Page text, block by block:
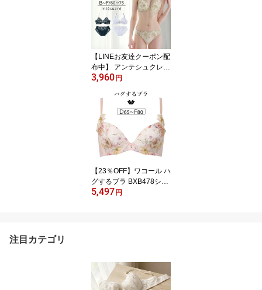
【LINEお友達クーポン配
布中】 アンテシュクレ in
tesucre 毎日フィットブ
イプ ブラセット くっき
り谷間メイク BCDEFカ
ップ アンダー60/65/70/7
5cm IBT395S
3,960 円
【23％OFF】ワコール ハ
グするブラ BXB478シリ
ーズ ブラジャー単品 DE
5,497 円
注目カテゴリ